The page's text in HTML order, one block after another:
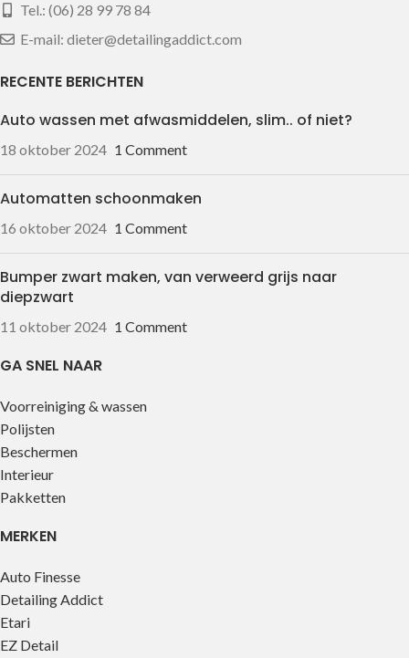
Tel.: (06) 28 99 78 84
E-mail: dieter@detailingaddict.com
RECENTE BERICHTEN
Auto wassen met afwasmiddelen, slim.. of niet?
18 oktober 2024 1 Comment
Automatten schoonmaken
16 oktober 2024 1 Comment
Bumper zwart maken, van verweerd grijs naar
diepzwart
11 oktober 2024 1 Comment
GA SNEL NAAR
Voorreiniging & wassen
Polijsten
Beschermen
Interieur
Pakketten
MERKEN
Auto Finesse
Detailing Addict
Etari
EZ Detail